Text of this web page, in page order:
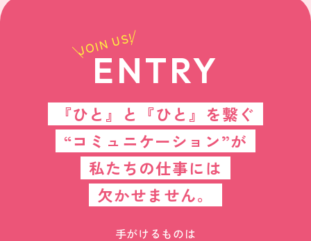
JOIN US!
ENTRY
『ひと』と『ひと』を繋ぐ
“コミュニケーション”が
私たちの仕事には
欠かせません。
手がけるものは